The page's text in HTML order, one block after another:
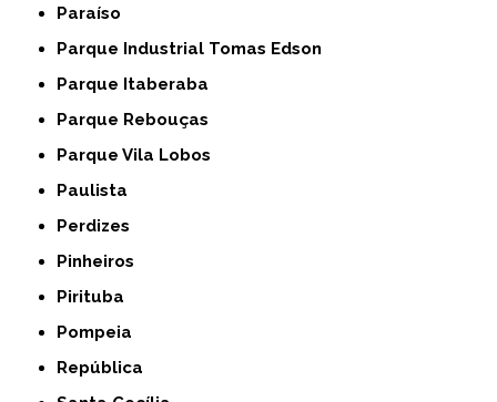
Paraíso
Parque Industrial Tomas Edson
Parque Itaberaba
Parque Rebouças
Parque Vila Lobos
Paulista
Perdizes
Pinheiros
Pirituba
Pompeia
República